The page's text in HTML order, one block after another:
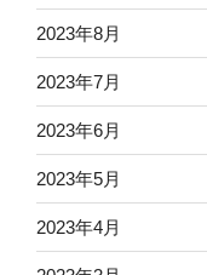
2023年8月
2023年7月
2023年6月
2023年5月
2023年4月